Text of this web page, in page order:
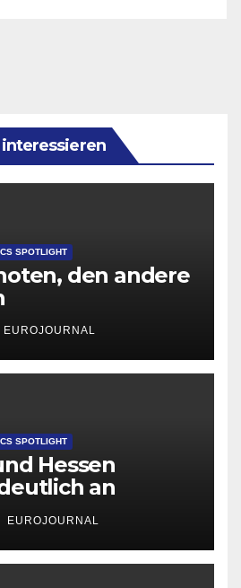
SPOTLIGHT
den andere
EUROJOURNAL
SPOTLIGHT
Hessen
an
für Startup-
EUROJOURNAL